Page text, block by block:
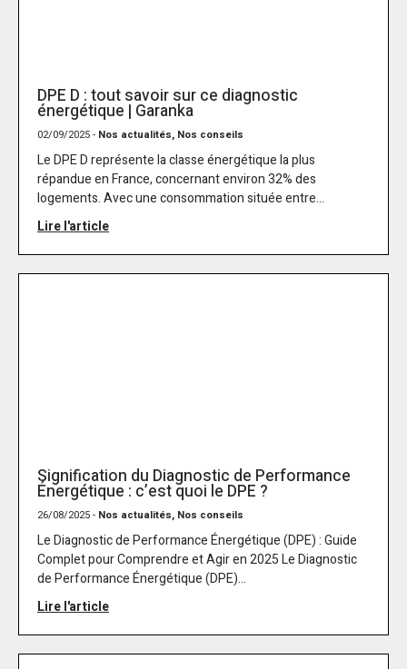
DPE D : tout savoir sur ce diagnostic
énergétique | Garanka
02/09/2025 - Nos actualités, Nos conseils
Le DPE D représente la classe énergétique la plus
répandue en France, concernant environ 32% des
logements. Avec une consommation située entre...
Lire l'article
Signification du Diagnostic de Performance
Énergétique : c’est quoi le DPE ?
26/08/2025 - Nos actualités, Nos conseils
Le Diagnostic de Performance Énergétique (DPE) : Guide
Complet pour Comprendre et Agir en 2025 Le Diagnostic
de Performance Énergétique (DPE)...
Lire l'article